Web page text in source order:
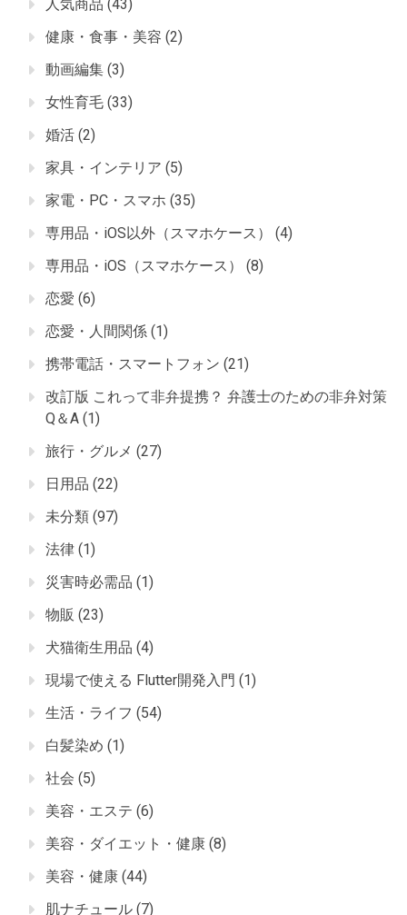
人気商品 (43)
健康・食事・美容 (2)
動画編集 (3)
女性育毛 (33)
婚活 (2)
家具・インテリア (5)
家電・PC・スマホ (35)
専用品・iOS以外（スマホケース）
(4)
専用品・iOS（スマホケース）
(8)
恋愛 (6)
恋愛・人間関係 (1)
携帯電話・スマートフォン (21)
改訂版 これって非弁提携？ 弁護士のための非弁対策
Q＆A (1)
旅行・グルメ (27)
日用品 (22)
未分類 (97)
法律 (1)
災害時必需品 (1)
物販 (23)
犬猫衛生用品 (4)
現場で使える Flutter開発入門 (1)
生活・ライフ (54)
白髪染め (1)
社会 (5)
美容・エステ (6)
美容・ダイエット・健康 (8)
美容・健康 (44)
肌ナチュール (7)